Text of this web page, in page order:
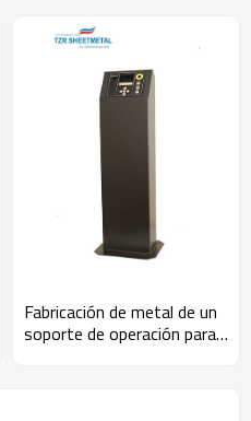
Fabricación de metal de un
soporte de operación para